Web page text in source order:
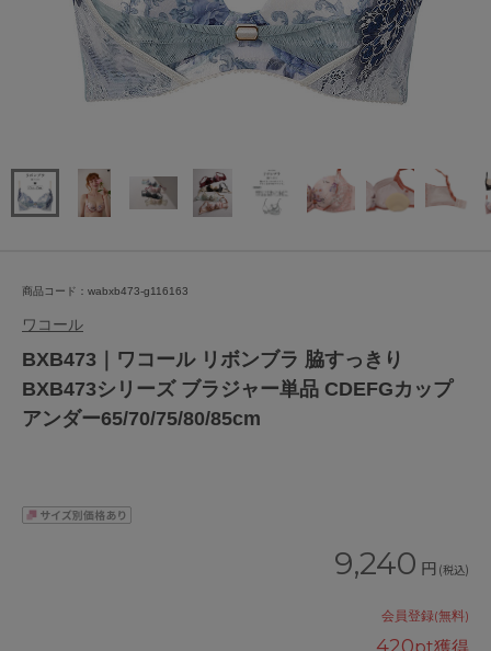
商品コード：wabxb473-g116163
ワコール
BXB473｜ワコール リボンブラ 脇すっきり
BXB473シリーズ ブラジャー単品 CDEFGカップ
アンダー65/70/75/80/85cm
9,240 円 (税込)
会員登録(無料)